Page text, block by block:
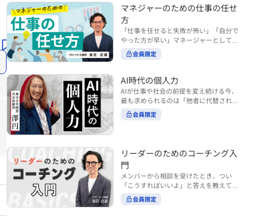
携わるリーダー・マネージャーの方 ・AI
を活用して事業創出のスピードや成功確
率を高めたい方 ・AI時代における新規事
業リーダーの役割やマインドセットを学
びたい方 ■AIシフトシリーズとは？ 『AI
BUSINESS SHIFTシリーズ』は以下の3
す。（順次公開） https://unlimited.glo
bis.co.jp/ja/tags/AI%E3%83%93%E3%8
2%B8%E3%83%8D%E3%82%B9%E3%
82%B7%E3%83%95%E3%83%88 ・基
礎編（第1回〜3回）：リーダーやマネー
のリーダーシップや組織変革を中心に学
ぶコース ・機能別戦略編（第8回〜12
回）：AI時代における機能別での戦略の
あり方を中心に学ぶコース より実践的な
AIツールの活用法について学びたい方は
『AI WORK SHIFTシリーズ』をご視聴く
（#2以降は順次公開） 本コースでは、
「勝てる営業とは？トップ5%セールス
の共通点」をテーマに BtoBでお客様に
選ばれる営業の役割 トップ5％のセール
スに共通する行動や考え方 成果につなが
る実践的なポイント などを解説します。
◾️こんな方におすすめ 提案しても顧客に
が多い方 顧客の本当の課題や決裁者の判
断基準をつかみきれず、案件が前に進ま
ない方 再現性のある営業テクニックを身
につけたい方 ※本動画は、制作時点の情
報に基づき作成したものです（2026年7
マネジャーのための仕事の任せ
方
「仕事を任せると失敗が怖い」「自分で
やった方が早い」マネージャーとしてメ
ンバーやチームの力を引き出しながら成
果を上げるには、どのように仕事を任せ
い時代において、マネージャーとして成
果を上げ続けるためには、メンバーの個
性や特性を理解し、それに合わせた効果
的な任せ方を身につけることが重要で
す。このコースでは、ソーシャルスタイ
し、自身のリーダーシップを発揮できる
ようになっていきます。 ※本動画は、制
作時点の情報に基づき作成したものです
（2024年12月制作）
会員限定
AI時代の個人力
AIが仕事や社会の前提を変え続ける今、
最も求められるのは「他者に代替されな
い個としての力」“個人力”です。 本コー
スでは、澤円氏の著書『個人力』をもと
ーマは、「Being（ありたい自分）」を
中心に据え、自ら考え（Think）、変化
し（Transform）、協働する（Collabor
ate）ことで、自分らしい価値を発揮し
ていくこと。 リスキリングやAI活用が叫
ばれる今こそ、スキルより先に“自分の
軸”を問うことが重要です。 あなたは何
会員限定
リーダーのためのコーチング入
門
メンバーから相談を受けたとき、つい
「こうすればいいよ」と答えを教えてし
まう。 あるいは、「自分で考えてほし
い」と思うあまり、すべて任せきりにし
会員限定